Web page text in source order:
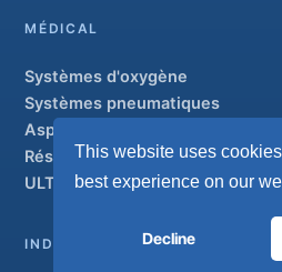
This website uses
best experience on our
Decline
MÉDICAL
Systèmes d'oxygène
Systèmes pneumatiques
Aspiration et AGSS
Réseaux de canalisations
ULTRAOX
Modèle phare
INDUSTRIEL